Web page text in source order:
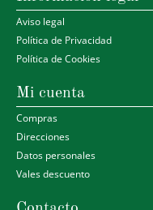
Aviso legal
Política de Privacidad
Política de Cookies
Mi cuenta
Compras
Direcciones
Datos personales
Vales descuento